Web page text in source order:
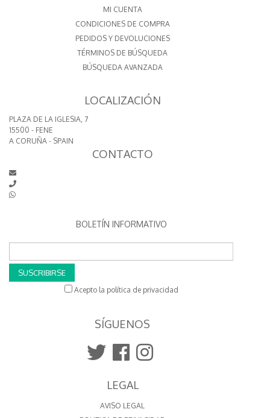
MI CUENTA
CONDICIONES DE COMPRA
PEDIDOS Y DEVOLUCIONES
TÉRMINOS DE BÚSQUEDA
BÚSQUEDA AVANZADA
LOCALIZACIÓN
PLAZA DE LA IGLESIA, 7
15500 - FENE
A CORUÑA - SPAIN
CONTACTO
BOLETÍN INFORMATIVO
SUSCRIBIRSE
Acepto la política de privacidad
SÍGUENOS
LEGAL
AVISO LEGAL